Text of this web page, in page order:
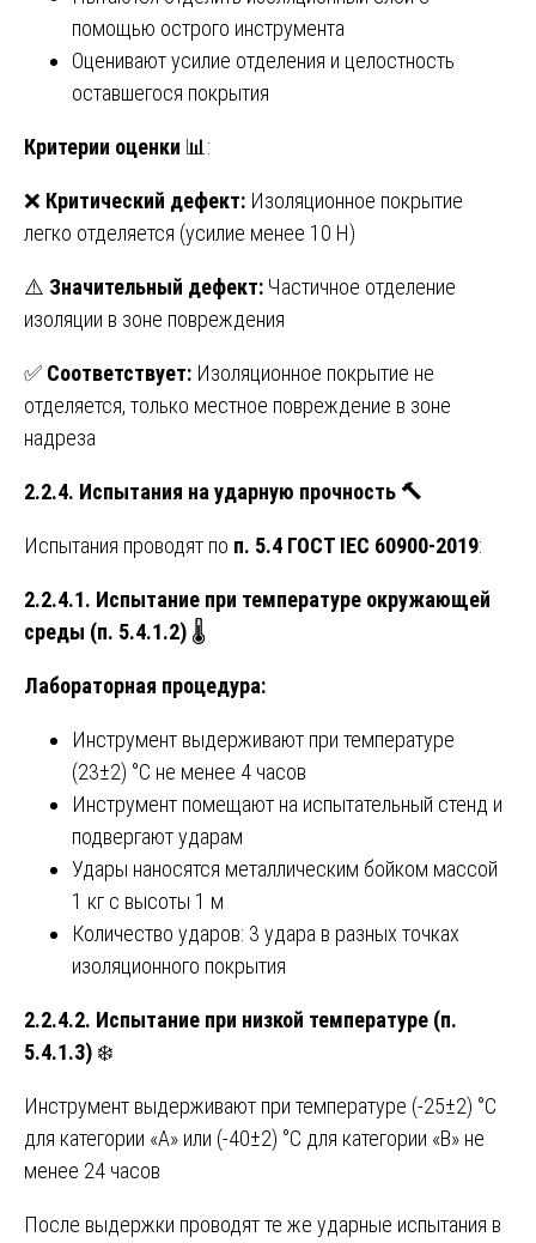
помощью острого инструмента
Оценивают усилие отделения и целостность
оставшегося покрытия
Критерии оценки 📊:
❌ Критический дефект: Изоляционное покрытие
легко отделяется (усилие менее 10 Н)
⚠️ Значительный дефект: Частичное отделение
изоляции в зоне повреждения
✅ Соответствует: Изоляционное покрытие не
отделяется, только местное повреждение в зоне
надреза
2.2.4. Испытания на ударную прочность 🔨
Испытания проводят по п. 5.4 ГОСТ IEC 60900-2019:
2.2.4.1. Испытание при температуре окружающей
среды (п. 5.4.1.2) 🌡️
Лабораторная процедура:
Инструмент выдерживают при температуре
(23±2) °C не менее 4 часов
Инструмент помещают на испытательный стенд и
подвергают ударам
Удары наносятся металлическим бойком массой
1 кг с высоты 1 м
Количество ударов: 3 удара в разных точках
изоляционного покрытия
2.2.4.2. Испытание при низкой температуре (п.
5.4.1.3) ❄️
Инструмент выдерживают при температуре (-25±2) °C
для категории «А» или (-40±2) °C для категории «В» не
менее 24 часов
После выдержки проводят те же ударные испытания в